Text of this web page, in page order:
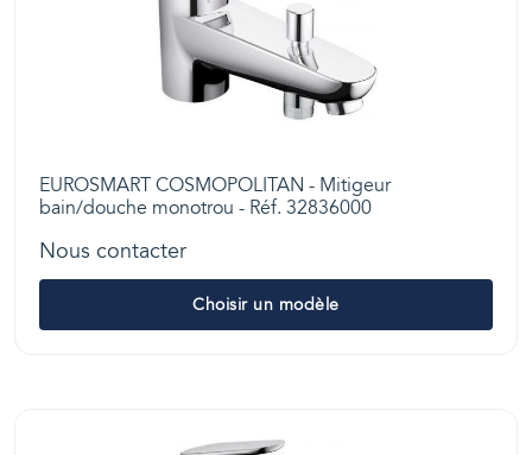
EUROSMART COSMOPOLITAN - Mitigeur
bain/douche monotrou - Réf. 32836000
Nous contacter
Choisir un modèle